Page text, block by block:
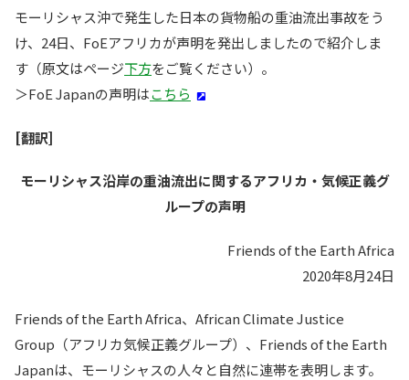
モーリシャス沖で発生した日本の貨物船の重油流出事故をう
け、24日、FoEアフリカが声明を発出しましたので紹介しま
す（原文はページ下方をご覧ください）。
＞FoE Japanの声明はこちら
[翻訳]
モーリシャス沿岸の重油流出に関するアフリカ・気候正義グ
ループの声明
Friends of the Earth Africa
2020年8月24日
Friends of the Earth Africa、African Climate Justice
Group（アフリカ気候正義グループ）、Friends of the Earth
Japanは、モーリシャスの人々と自然に連帯を表明します。